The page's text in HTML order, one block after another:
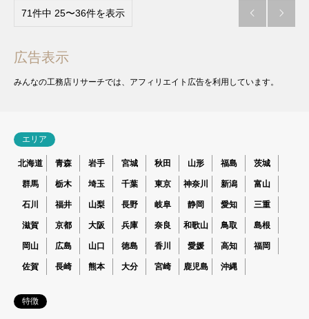
71件中 25〜36件を表示  
広告表示
みんなの工務店リサーチでは、アフィリエイト広告を利用しています。
エリア
北海道 青森 岩手 宮城 秋田 山形 福島 茨城
群馬 栃木 埼玉 千葉 東京 神奈川 新潟 富山
石川 福井 山梨 長野 岐阜 静岡 愛知 三重
滋賀 京都 大阪 兵庫 奈良 和歌山 鳥取 島根
岡山 広島 山口 徳島 香川 愛媛 高知 福岡
佐賀 長崎 熊本 大分 宮崎 鹿児島 沖縄
特徴